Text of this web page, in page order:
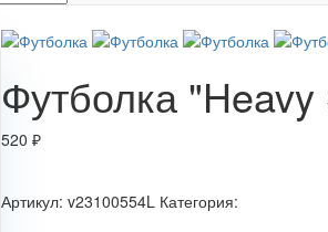
Футболка
520 ₽
Артикул: v23100554L Категория: